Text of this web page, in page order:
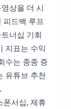
상을 더 시
피드백 루프
너십 기회
지표는 수익
수는 종종 증
유튜브 추천
폰서십, 제휴